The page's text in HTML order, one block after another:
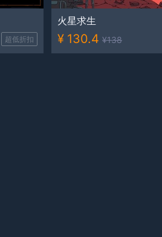
超低折扣
火星求生
¥ 130.4 ¥138